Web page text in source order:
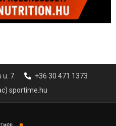
7.
+36 30 471 1373
sportime.hu